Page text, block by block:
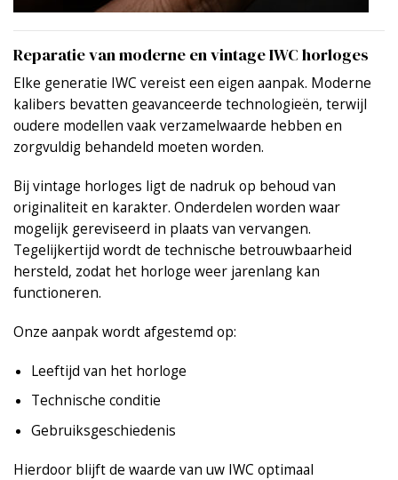
Reparatie van moderne en vintage IWC horloges
Elke generatie IWC vereist een eigen aanpak. Moderne
kalibers bevatten geavanceerde technologieën, terwijl
oudere modellen vaak verzamelwaarde hebben en
zorgvuldig behandeld moeten worden.
Bij vintage horloges ligt de nadruk op behoud van
originaliteit en karakter. Onderdelen worden waar
mogelijk gereviseerd in plaats van vervangen.
Tegelijkertijd wordt de technische betrouwbaarheid
hersteld, zodat het horloge weer jarenlang kan
functioneren.
Onze aanpak wordt afgestemd op:
Leeftijd van het horloge
Technische conditie
Gebruiksgeschiedenis
Hierdoor blijft de waarde van uw IWC optimaal